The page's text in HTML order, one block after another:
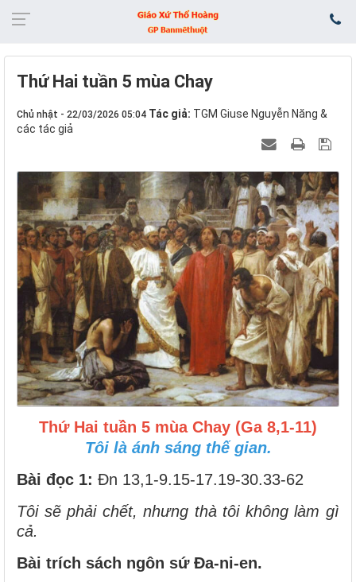
Thứ Hai tuần 5 mùa Chay
Chủ nhật - 22/03/2026 05:04 Tác giả: TGM Giuse Nguyễn Năng &
các tác giả
Thứ Hai tuần 5 mùa Chay (Ga 8,1-11)
Tôi là ánh sáng thế gian.
Bài đọc 1: Đn 13,1-9.15-17.19-30.33-62
Tôi sẽ phải chết, nhưng thà tôi không làm gì
cả.
Bài trích sách ngôn sứ Đa-ni-en.